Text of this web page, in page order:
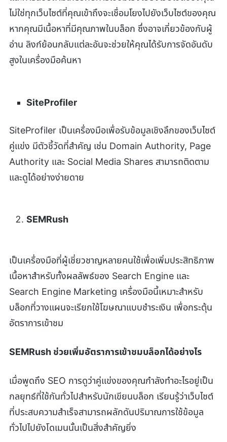
ไม่ใช่ทุกเว็บไซต์ที่คุณเข้าถึงจะเชื่อมโยงไปยังเว็บไซต์ของคุณ
หากคุณมีเนื้อหาที่มีคุณภาพในบล็อก ซึ่งอาจเกี่ยวข้องกับผู้
อ่าน ลิงก์ย้อนกลับแต่ละอันจะช่วยให้คุณได้รับการจัดอันดับ
สูงในเครื่องมือค้นหา
SiteProfiler
SiteProfiler เป็นเครื่องมือเพื่อรับข้อมูลเชิงลึกของเว็บไซต์
คู่แข่ง มีตัวชี้วัดที่สำคัญ เช่น Domain Authority, Page
Authority และ Social Media Shares สามารถติดตาม
และดูได้อย่างง่ายดาย
SEMRush
เป็นเครื่องมือที่ผู้เชี่ยวชาญหลายคนใช้เพื่อเพิ่มประสิทธิภาพ
เนื้อหาสำหรับทั้งผลลัพธ์ของ Search Engine และ
Search Engine Marketing เครื่องมือนี้เหมาะสำหรับ
บล็อกที่วางแผนจะเรียกใช้โฆษณาแบบชำระเงิน เพื่อกระตุ้น
อัตราการเข้าชม
SEMRush ช่วยเพิ่มอัตราการเข้าชมบล็อกได้อย่างไร
เมื่อพูดถึง SEO การดูว่าคู่แข่งของคุณกำลังทำอะไรอยู่เป็น
กลยุทธ์ที่ใช้กันทั่วไปสำหรับนักเขียนบล็อก เรียนรู้ว่าเว็บไซต์
ที่ประสบความสำเร็จสามารถผลักดันปริมาณการใช้ข้อมูล
ทั่วไปไปยังโดเมนนั้นเป็นสิ่งสำคัญยิ่ง